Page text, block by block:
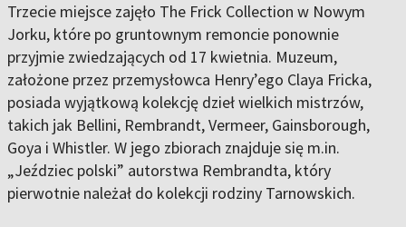
Trzecie miejsce zajęło The Frick Collection w Nowym
Jorku, które po gruntownym remoncie ponownie
przyjmie zwiedzających od 17 kwietnia. Muzeum,
założone przez przemysłowca Henry’ego Claya Fricka,
posiada wyjątkową kolekcję dzieł wielkich mistrzów,
takich jak Bellini, Rembrandt, Vermeer, Gainsborough,
Goya i Whistler. W jego zbiorach znajduje się m.in.
„Jeździec polski” autorstwa Rembrandta, który
pierwotnie należał do kolekcji rodziny Tarnowskich.